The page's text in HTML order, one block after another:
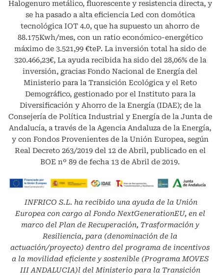
Halogenuro metálico, fluorescente y resistencia directa, y
se ha pasado a alta eficiencia Led con domótica
tecnológica IOT 4.0, que ha supuesto un ahorro de
88.175Kwh/mes, con un ratio económico-energético
máximo de 3.521,99 €teP. La inversión total ha sido de
320.466,23€, La ayuda recibida ha sido del 28,06% de la
inversión, gracias Fondo Nacional de Energía del
Ministerio para la Transición Ecológica y el Reto
Demográfico, gestionado por el Instituto para la
Diversificación y Ahorro de la Energía (IDAE); de la
Consejería de Política Industrial y Energía de la Junta de
Andalucía, a través de la Agencia Andaluza de la Energía,
y con Fondos Provenientes de la Unión Europea, según
Real Decreto 263/2019 del 12 de Abril, publicado en el
BOE nº 89 de fecha 13 de Abril de 2019.
INFRICO S.L. ha recibido una ayuda de la Unión
Europea con cargo al Fondo NextGenerationEU, en el
marco del Plan de Recuperación, Trasformación y
Resiliencia, para (denominación de la
actuación/proyecto) dentro del programa de incentivos
a la movilidad eficiente y sostenible (Programa MOVES
III ANDALUCIA)l del Ministerio para la Transición